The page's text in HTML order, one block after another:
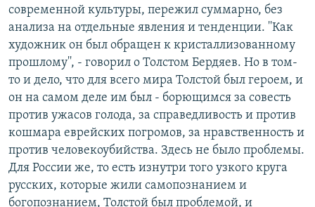
современной культуры, пережил суммарно, без
анализа на отдельные явления и тенденции. ''Как
художник он был обращен к кристаллизованному
прошлому'', - говорил о Толстом Бердяев. Но в том-
то и дело, что для всего мира Толстой был героем, и
он на самом деле им был - борющимся за совесть
против ужасов голода, за справедливость и против
кошмара еврейских погромов, за нравственность и
против человекоубийства. Здесь не было проблемы.
Для России же, то есть изнутри того узкого круга
русских, которые жили самопознанием и
богопознанием, Толстой был проблемой, и